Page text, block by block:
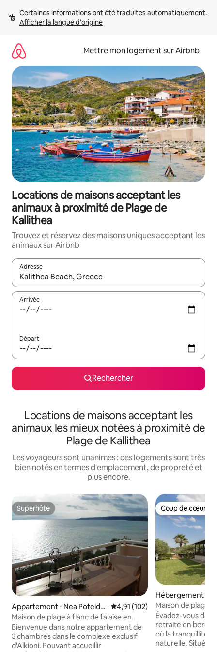
directement
Afficher la langue d'origine
Mettre mon logement sur Airbnb
Locations de maisons acceptant les
animaux à proximité de Plage de
Kallithea
Trouvez et réservez des maisons uniques acceptant les
animaux sur Airbnb
Adresse
Lorsque les résultats s'affichent, utilisez les flèches vers le
Arrivée
Départ
Rechercher
Locations de maisons acceptant les
animaux les mieux notées à proximité de
Plage de Kallithea
Les voyageurs sont unanimes : ces logements sont très
bien notés en termes d'emplacement, de propreté et
plus encore.
Superhôte
Superhôte
Appartement ⋅ Nea Poteidai
a
Évaluation moyenne sur la
4,91 (102)
Maison de plage à flanc de falaise en
bord de mer - Vue à 180° sur la mer
Bienvenue dans notre appartement de
3 chambres dans le complexe exclusif
d'Alkioni. Pouvant accueillir
Coup de cœur
Coup de cœur
Hébergement ⋅
a
Maison de plage
Évadez-vous
retraite en bord
où la tranquillité
naturelle. Située